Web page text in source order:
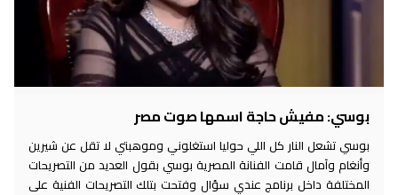
بوسي: مفيش حاجة اسمها صوت مصر
بوسي تشعل النار كل اللي حوليا استغلوني وموهبتي لا تقل عن شيرين
وأنغام وآمال قامت الفنانة المصرية بوسي بقول العديد من التصريحات
المختلفة داخل برنامج عندي سؤال وفتحت بتلك التصريحات الفنية على